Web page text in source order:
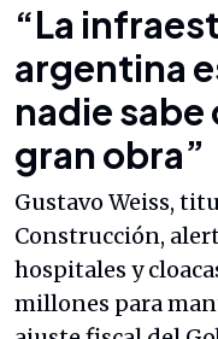
“La
argentina
nadie sabe
gran obra”
Gustavo Weiss,
Construcción,
hospitales y
millones para